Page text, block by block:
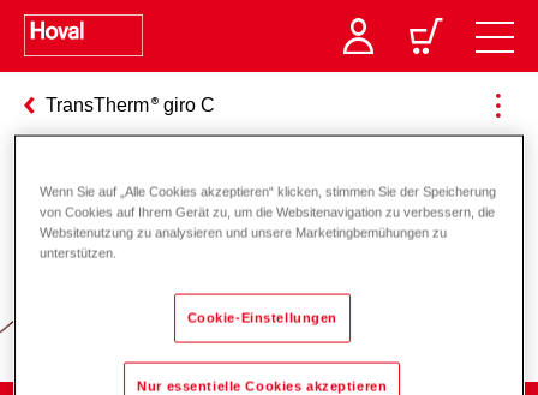
TransTherm giro C
Verantwortung für Energie und
Wenn Sie auf „Alle Cookies akzeptieren“ klicken, stimmen Sie der Speicherung
von Cookies auf Ihrem Gerät zu, um die Websitenavigation zu verbessern, die
Websitenutzung zu analysieren und unsere Marketingbemühungen zu
unterstützen.
Cookie-Einstellungen
Nur essentielle Cookies akzeptieren